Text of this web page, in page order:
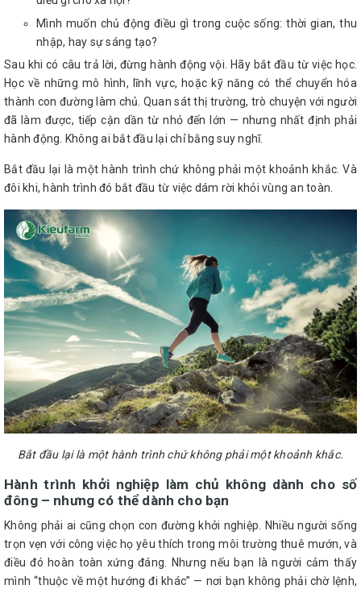
Mình muốn chủ động điều gì trong cuộc sống: thời gian, thu
nhập, hay sự sáng tạo?
Sau khi có câu trả lời, đừng hành động vội. Hãy bắt đầu từ việc học.
Học về những mô hình, lĩnh vực, hoặc kỹ năng có thể chuyển hóa
thành con đường làm chủ. Quan sát thị trường, trò chuyện với người
đã làm được, tiếp cận dần từ nhỏ đến lớn — nhưng nhất định phải
hành động. Không ai bắt đầu lại chỉ bằng suy nghĩ.
Bắt đầu lại là một hành trình chứ không phải một khoảnh khắc. Và
đôi khi, hành trình đó bắt đầu từ việc dám rời khỏi vùng an toàn.
Bắt đầu lại là một hành trình chứ không phải một khoảnh khắc.
Hành trình khởi nghiệp làm chủ không dành cho số
đông – nhưng có thể dành cho bạn
Không phải ai cũng chọn con đường khởi nghiệp. Nhiều người sống
trọn vẹn với công việc họ yêu thích trong môi trường thuê mướn, và
điều đó hoàn toàn xứng đáng. Nhưng nếu bạn là người cảm thấy
mình “thuộc về một hướng đi khác” — nơi bạn không phải chờ lệnh,